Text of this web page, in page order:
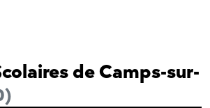
de Camps-sur-